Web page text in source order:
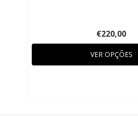
€220,00
VER OPÇÕES